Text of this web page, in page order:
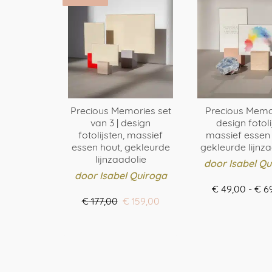
Precious Memories set
van 3 | design
fotolijsten, massief
essen hout, gekleurde
lijnzaadolie
door Isabel Quiroga
€177,00 Oorspronkelijke
€ 159,00Huidige
Precious
design
massief essen
gekleurde
door Isabel
€ 49,00 - €